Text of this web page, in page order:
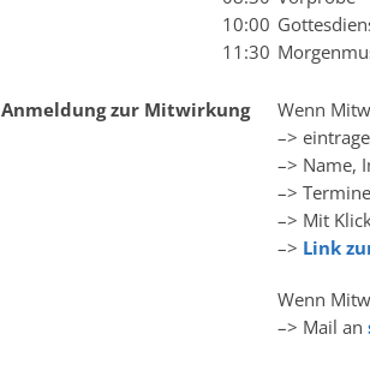
10:00
11:30
Anmeldung zur Mitwirkung
Wenn
–>
–> Name,
–>
–> Mit
–> Link
Wenn
–> Mail an